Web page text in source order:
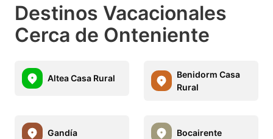
Destinos Vacacionales
Cerca de Onteniente
Altea Casa Rural
Benidorm Casa
Rural
Gandía Bocairente